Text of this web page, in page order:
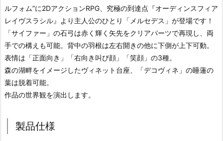
ルフォム”に2DアクションRPG、究極の到達点『オーディンスフィア
レイヴスラシル』より主人公のひとり「メルセデス」が登場です！
「サイファー」の石弓は赤く輝く矢先をクリアパーツで再現し、両
手での構えも可能。背中の羽根は左右開きの他に下側が上下可動。
表情は「正面向き」「右向き叫び顔」「笑顔」の3種。
森の湖畔をイメージしたヴィネット台座、「デコヴィネ」の睡蓮の
葉は脱着可能。
作品の世界観を演出します。
製品仕様